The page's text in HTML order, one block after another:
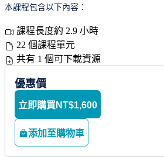
本課程包含以下內容：
課程長度約 2.9 小時
22 個課程單元
共有 1 個可下載資源
優惠價
立即購買 NT$1,600
添加至購物車